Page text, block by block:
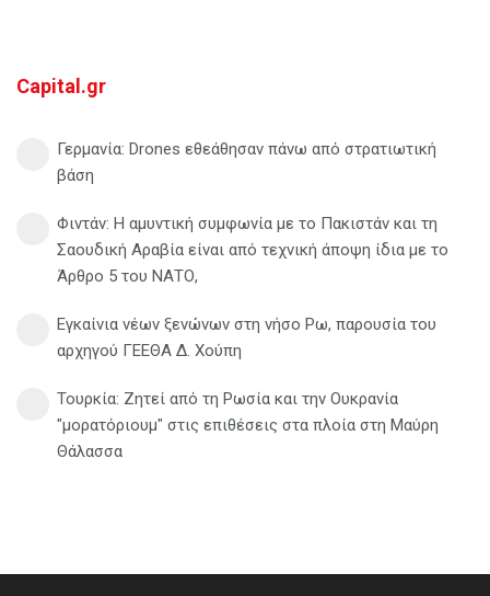
Capital.gr
Γερμανία: Drones εθεάθησαν πάνω από στρατιωτική
βάση
Φιντάν: Η αμυντική συμφωνία με το Πακιστάν και τη
Σαουδική Αραβία είναι από τεχνική άποψη ίδια με τo
Άρθρο 5 του ΝΑΤΟ,
Εγκαίνια νέων ξενώνων στη νήσο Ρω, παρουσία του
αρχηγού ΓΕΕΘΑ Δ. Χούπη
Τουρκία: Ζητεί από τη Ρωσία και την Ουκρανία
"μορατόριουμ" στις επιθέσεις στα πλοία στη Μαύρη
Θάλασσα